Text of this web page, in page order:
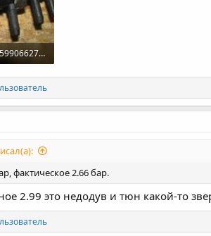
dlya-Audi-A6-C5-059906627-Audi-A6.jpg
1
фактическое 2.66 бар.
2.99 это недодув и тюн какой-то